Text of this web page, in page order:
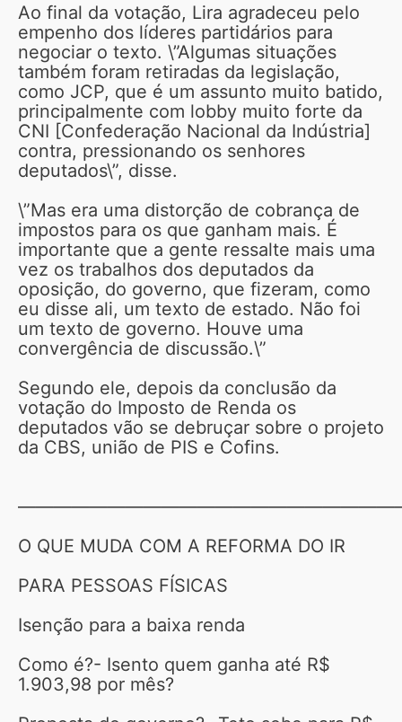
Ao final da votação, Lira agradeceu pelo
empenho dos líderes partidários para
negociar o texto. \”Algumas situações
também foram retiradas da legislação,
como JCP, que é um assunto muito batido,
principalmente com lobby muito forte da
CNI [Confederação Nacional da Indústria]
contra, pressionando os senhores
deputados\”, disse.
\”Mas era uma distorção de cobrança de
impostos para os que ganham mais. É
importante que a gente ressalte mais uma
vez os trabalhos dos deputados da
oposição, do governo, que fizeram, como
eu disse ali, um texto de estado. Não foi
um texto de governo. Houve uma
convergência de discussão.\”
Segundo ele, depois da conclusão da
votação do Imposto de Renda os
deputados vão se debruçar sobre o projeto
da CBS, união de PIS e Cofins.
O QUE MUDA COM A REFORMA DO IR
PARA PESSOAS FÍSICAS
Isenção para a baixa renda
Como é?- Isento quem ganha até R$
1.903,98 por mês?